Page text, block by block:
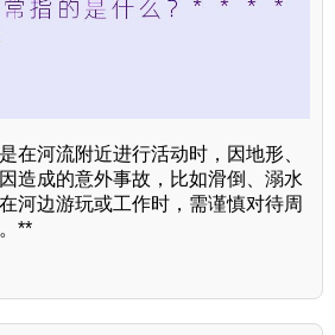
在河流附近进行活动时，因地形、
造成的意外事故，比如滑倒、溺水
河边游玩或工作时，需谨慎对待周
**